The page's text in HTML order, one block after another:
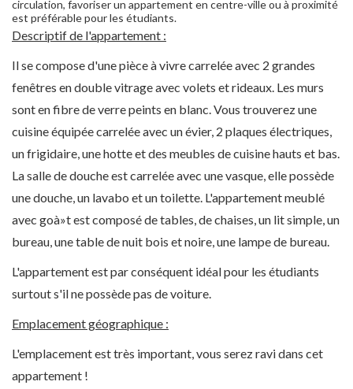
circulation, favoriser un appartement en centre-ville ou à proximité
est préférable pour les étudiants.
Descriptif de l'appartement :
Il se compose d'une pièce à vivre carrelée avec 2 grandes
fenêtres en double vitrage avec volets et rideaux. Les murs
sont en fibre de verre peints en blanc. Vous trouverez une
cuisine équipée carrelée avec un évier, 2 plaques électriques,
un frigidaire, une hotte et des meubles de cuisine hauts et bas.
La salle de douche est carrelée avec une vasque, elle possède
une douche, un lavabo et un toilette. L'appartement meublé
avec goà»t est composé de tables, de chaises, un lit simple, un
bureau, une table de nuit bois et noire, une lampe de bureau.
L'appartement est par conséquent idéal pour les étudiants
surtout s'il ne possède pas de voiture.
Emplacement géographique :
L'emplacement est très important, vous serez ravi dans cet
appartement !